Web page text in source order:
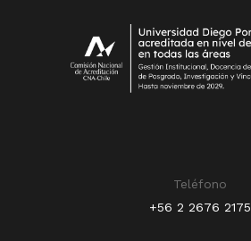
Teléfono
+56 2 2676 2175